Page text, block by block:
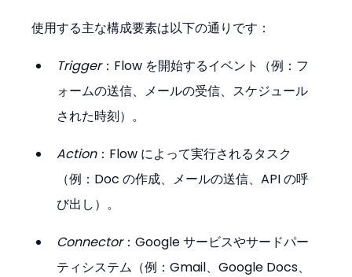
使用する主な構成要素は以下の通りです：
Trigger：Flow を開始するイベント（例：フ
ォームの送信、メールの受信、スケジュール
された時刻）。
Action：Flow によって実行されるタスク
（例：Doc の作成、メールの送信、API の呼
び出し）。
Connector：Google サービスやサードパー
ティシステム（例：Gmail、Google Docs、